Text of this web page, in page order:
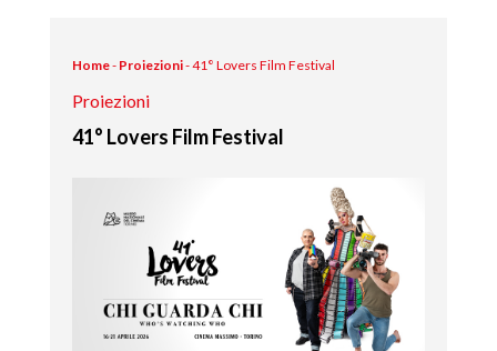
Home- Proiezioni-41° Lovers Film Festival
Proiezioni
41° Lovers Film Festival